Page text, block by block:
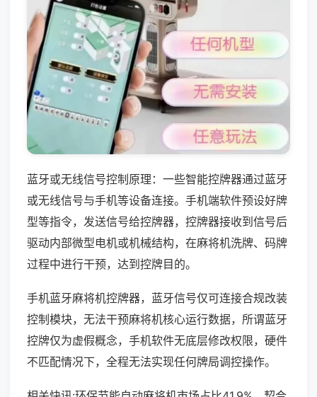
蓝牙或无线信号控制原理：一些智能控牌器通过蓝牙
或无线信号与手机等设备连接。手机端软件预设好牌
型等指令，发送信号给控牌器，控牌器接收到信号后
驱动内部微型电机或机械结构，在麻将机洗牌、码牌
过程中进行干预，达到控牌目的。
手机蓝牙麻将机控牌器，蓝牙信号仅可连接合规改装
控制模块，无法干预麻将机核心运行数据，所谓蓝牙
控牌仅为虚假概念，手机软件无底层修改权限，硬件
不匹配情况下，全程无法实现任何牌局调控操作。